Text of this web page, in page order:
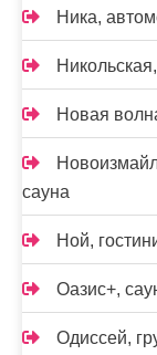
Ника,
Новая
сауна
Ной,
Оазис+,
Одиссей,